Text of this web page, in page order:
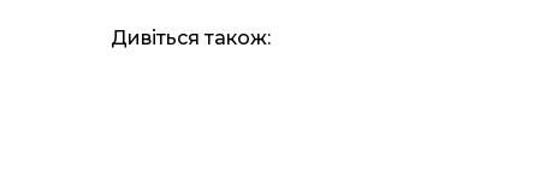
Дивіться також: